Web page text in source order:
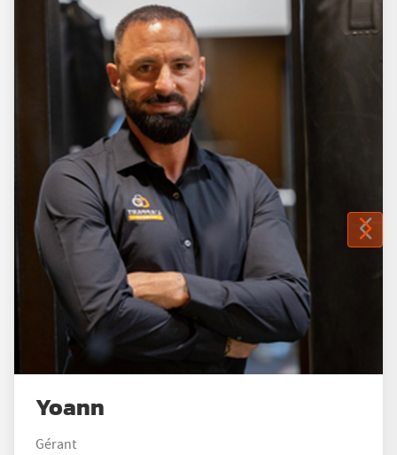
Yoann
Gérant